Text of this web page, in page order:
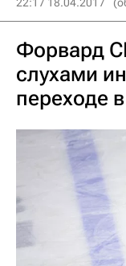
Форвард
слухами
переходе